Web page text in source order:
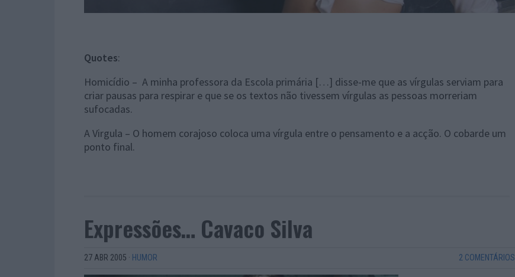
Quotes:
Homicídio – A minha professora da Escola primária […] disse-me que as vírgulas serviam para
criar pausas para respirar e que se os textos não tivessem vírgulas as pessoas morreriam
sufocadas.
A Virgula – O homem corajoso coloca uma vírgula entre o pensamento e a acção. O cobarde um
ponto final.
Expressões… Cavaco Silva
27 ABR 2005 · HUMOR 2 COMENTÁRIOS